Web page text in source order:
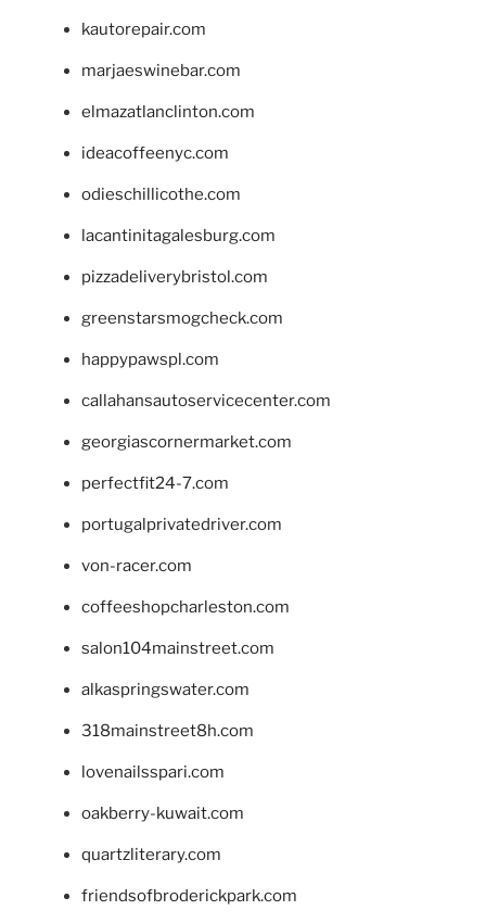
kautorepair.com
marjaeswinebar.com
elmazatlanclinton.com
ideacoffeenyc.com
odieschillicothe.com
lacantinitagalesburg.com
pizzadeliverybristol.com
greenstarsmogcheck.com
happypawspl.com
callahansautoservicecenter.com
georgiascornermarket.com
perfectfit24-7.com
portugalprivatedriver.com
von-racer.com
coffeeshopcharleston.com
salon104mainstreet.com
alkaspringswater.com
318mainstreet8h.com
lovenailsspari.com
oakberry-kuwait.com
quartzliterary.com
friendsofbroderickpark.com